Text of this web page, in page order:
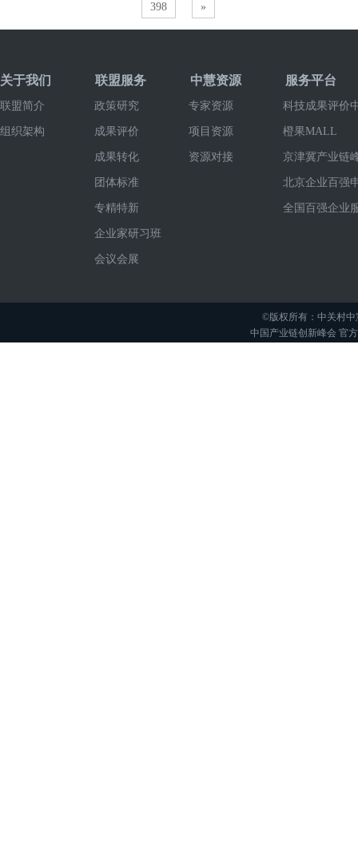
398
»
关于我们 联盟服务 中慧资源 服务平台
联盟简介
组织架构
政策研究
成果评价
成果转化
团体标准
专精特新
企业家研习班
会议会展
专家资源
项目资源
资源对接
科技成果评价
橙果MALL
京津冀产业链
北京企业百强
全国百强企业
©版权所有：中关村
中国产业链创新峰会 官